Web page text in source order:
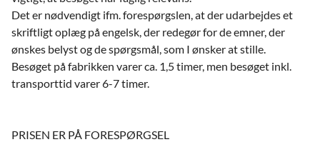
Det er nødvendigt ifm. forespørgslen, at der udarbejdes et
skriftligt oplæg på engelsk, der redegør for de emner, der
ønskes belyst og de spørgsmål, som I ønsker at stille.
Besøget på fabrikken varer ca. 1,5 timer, men besøget inkl.
transporttid varer 6-7 timer.
PRISEN ER PÅ FORESPØRGSEL